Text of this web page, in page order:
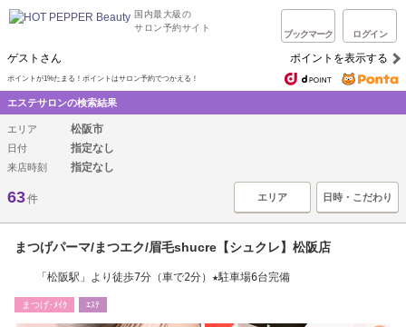
国内最大級の
サロン予約サイト
ブックマーク ログイン
ゲストさん ポイントを表示する
ポイントが1%たまる！ポイントはサロン予約でつかえる！
エステサロンの検索結果
エリア 松阪市
日付 指定なし
来店時刻 指定なし
63件 エリア 日時・こだわり
まつげパーマ/まつエク/眉毛shucre【シュクレ】松阪店
「松阪駅」より徒歩7分（車で2分）★駐車場6台完備
まつげ･ﾒｲｸ ｴｽﾃ